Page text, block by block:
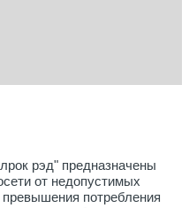
рэд" предназначены
от недопустимых
потребления